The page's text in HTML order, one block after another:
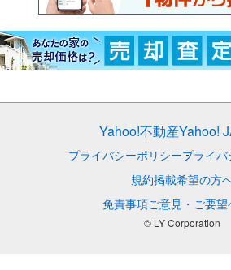
Yahoo!不動産Yahoo!
プライバシーポリシープライ
規約掲載希望の方
免責事項ご意見・ご要望
© LY Corporation